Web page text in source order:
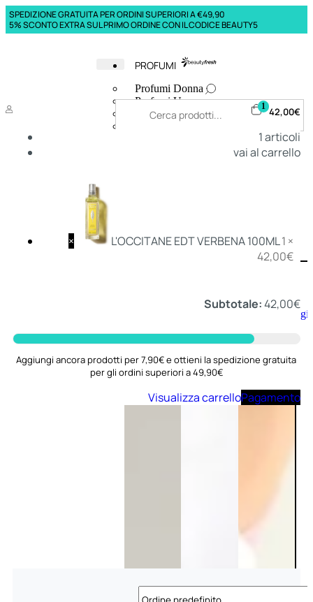
SPEDIZIONE GRATUITA PER ORDINI SUPERIORI A €49,90
5% SCONTO EXTRA SUL PRIMO ORDINE CON IL CODICE BEAUTY5
PROFUMI
Profumi Donna
Profumi Uomo
Deodoranti Donna
Deo
Aggiungi
1 42,00€
1articoli
vai al carrello
× L'OCCITANE EDT VERBENA 100ML1 ×
42,00€
Subtotale:42,00€
Aggiungi ancora prodotti per 7,90€ e ottieni la spedizione gratuita
per gli ordini superiori a 49,90€
Visualizza carrelloPagamento